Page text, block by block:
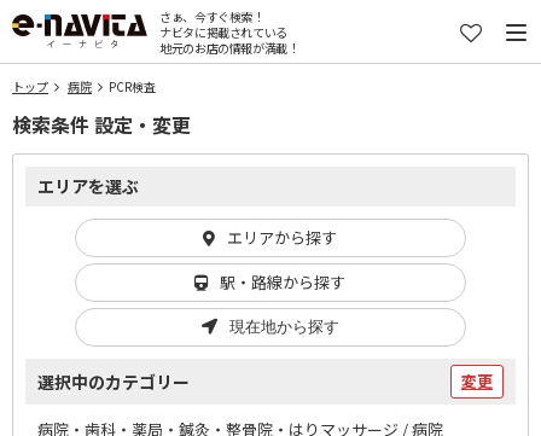
さぁ、今すぐ検索！
ナビタに掲載されている
地元のお店の情報が満載！
トップ 病院 PCR検査
検索条件 設定・変更
エリアを選ぶ
エリアから探す
駅・路線から探す
現在地から探す
選択中のカテゴリー 変更
病院・歯科・薬局・鍼灸・整骨院・はりマッサージ / 病院